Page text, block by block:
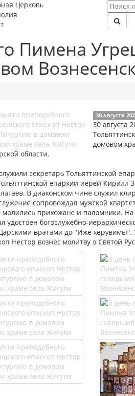
Церковь
Пимена
30 августа
30 августа
домовом
области.
секретарь Тольяттинской
епархии иерей Кирилл
В диаконском чине служил
сопровождал мужской
прихожане и паломники.
удостоен богослужебно-
вратами до "Иже херувимы".
Нестор вознёс молитву о Святой